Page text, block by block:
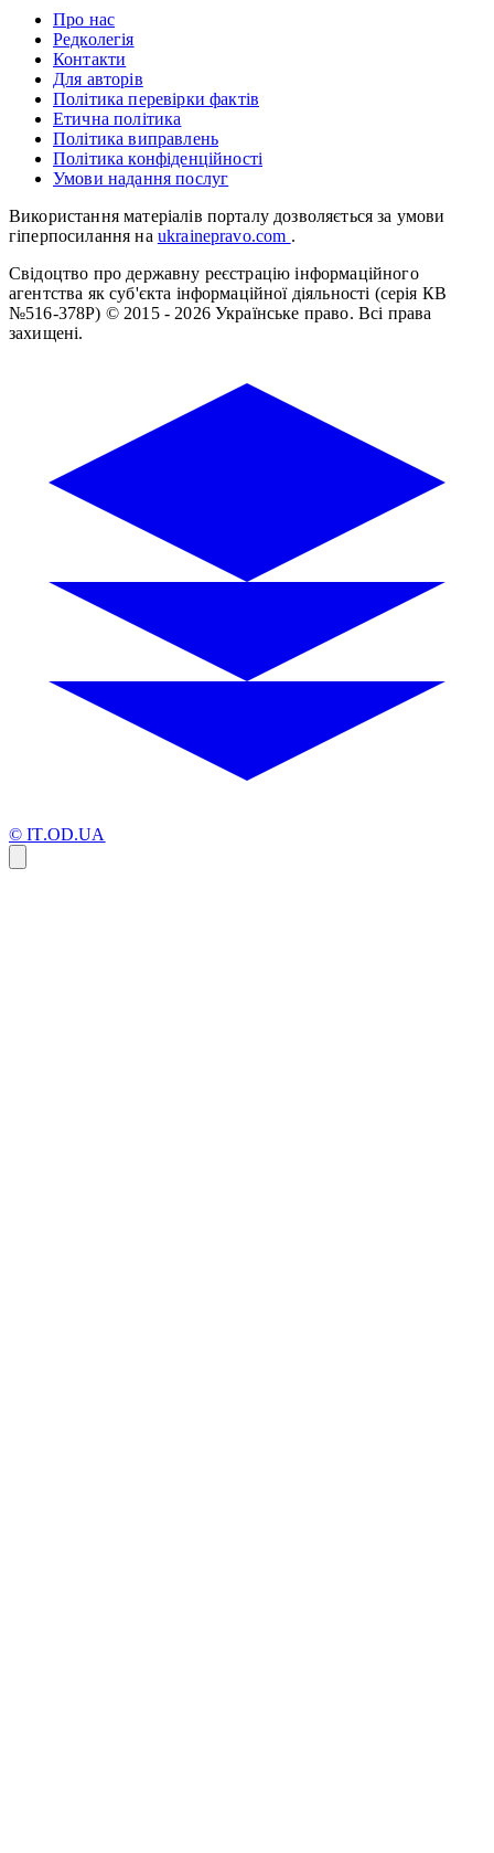
Про нас
Редколегія
Контакти
Для авторів
Політика перевірки фактів
Етична політика
Політика виправлень
Політика конфіденційності
Умови надання послуг
Використання матеріалів порталу дозволяється за умови
гіперпосилання на ukrainepravo.com .
Свідоцтво про державну реєстрацію інформаційного
агентства як суб'єкта інформаційної діяльності (серія КВ
№516-378Р) © 2015 - 2026 Українське право. Всі права
захищені.
© IT.OD.UA